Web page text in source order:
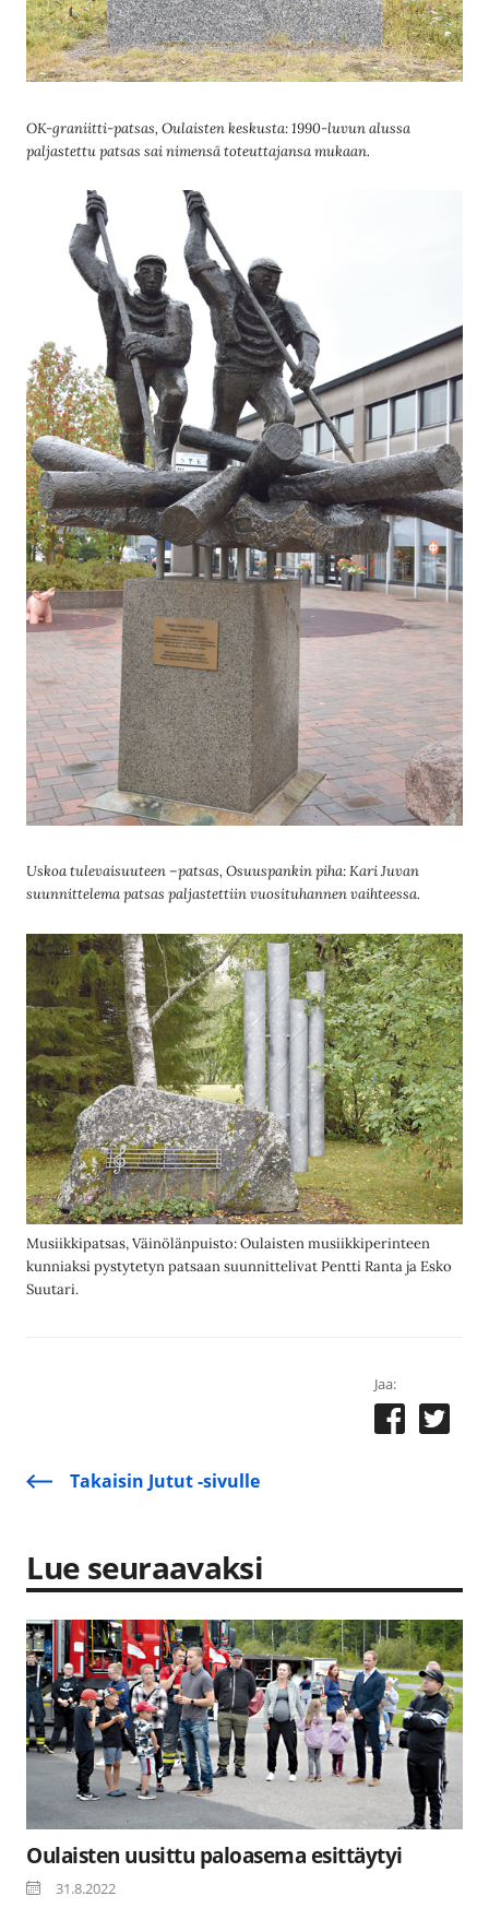
OK-graniitti-patsas, Oulaisten keskusta: 1990-luvun alussa
paljastettu patsas sai nimensä toteuttajansa mukaan.
Uskoa tulevaisuuteen –patsas, Osuuspankin piha: Kari Juvan
suunnittelema patsas paljastettiin vuosituhannen vaihteessa.
Musiikkipatsas, Väinölänpuisto: Oulaisten musiikkiperinteen
kunniaksi pystytetyn patsaan suunnittelivat Pentti Ranta ja Esko
Suutari.
Jaa:
Takaisin Jutut -sivulle
Lue seuraavaksi
Oulaisten uusittu paloasema esittäytyi
31.8.2022